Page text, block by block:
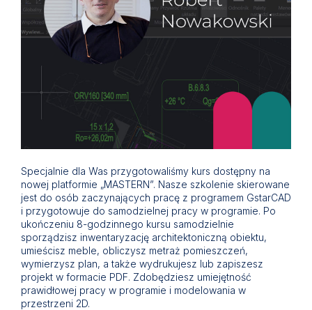
Specjalnie dla Was przygotowaliśmy kurs dostępny na
nowej platformie „MASTERN”. Nasze szkolenie skierowane
jest do osób zaczynających pracę z programem GstarCAD
i przygotowuje do samodzielnej pracy w programie. Po
ukończeniu 8-godzinnego kursu samodzielnie
sporządzisz inwentaryzację architektoniczną obiektu,
umieścisz meble, obliczysz metraż pomieszczeń,
wymierzysz plan, a także wydrukujesz lub zapiszesz
projekt w formacie PDF. Zdobędziesz umiejętność
prawidłowej pracy w programie i modelowania w
przestrzeni 2D.